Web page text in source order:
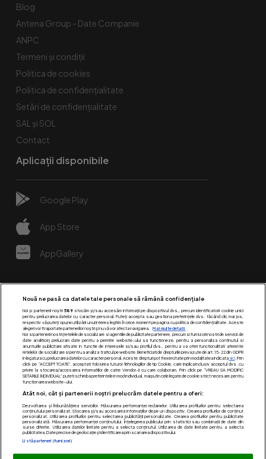
Blog
Antena Group - Date Companie
ANPC
Termeni și condiții
Politica de cookies
Politica de confidențialitate
Setări de confidențialitate
SAL și SOL
Contact
Aplicații disponibile
Google Play
App Store
AppGallery
Urmărește-ne pe:
Acest site este creat si administrat de Digital Antena Group.
Nouă ne pasă ca datele tale personale să rămână confidențiale
Noi și partenerii noștri 589stocăm și/sau accesăm informații pe dispozitivul dvs., precum identificatorii cookie unici
pentru prelucrarea datelor cu caracter personal. Puteți accepta sau gestiona preferințele dvs. făcând clic mai jos,
respectiv vă puteți opune utilizării unui interes legitim în orice moment pe pagina cu politica de confidențialitate. Aceste
alegeri vor fi raportate partenerilor noștri și nu vă vor afecta navigarea.
Mai multe detalii
Noi si partenerii nostri (retelele de socializare si agentiile de publicitate partenere, precum si furnizorii nostri de servicii de
date analitice) prelucram date pentru a permite website-ului sa functioneze, pentru a personaliza continutul si
anunturile publicitare afisate in functie de interesele si/sau profilul dvs., pentru a va oferi functionalitati aferente
retelelor de socializare si pentru a analiza traficul pe website. Beneficiati de drepturile prevazute de art. 15-22 din GDPR
in legatura cu prelucrarea datelor cu caracter personal. Aceste drepturi pot fi exercitate prin modalitatea indicataaici. Prin
click pe “ACCEPT TOATE”, acceptati folosirea tuturor Tehnologiilor de tip Cookie, care implica inclusiv acceptul dvs. cu
privire la stocarea/accesarea informatiilor de catre Vendor-ii cu care colaboram. Prin click pe “VREAU SA MODIFIC
SETARILE INDIVIDUAL” puteti schimba preferintele in mod individual, mai putin cele legate de cookie strict necesare pentru
functionarea website-ului.
Atât noi, cât și partenerii noștri prelucrăm datele pentru a oferi:
Dezvoltarea și îmbunătățirea serviciilor. Măsurarea performanței reclamelor. Utilizarea profilurilor pentru selectarea
conținutului personalizat. Stocarea și/sau accesarea informațiilor de pe un dispozitiv. Crearea profilurilor de conținut
personalizat. Utilizarea profilurilor pentru selectarea publicității personalizate. Crearea profilurilor pentru publicitate
personalizată. Măsurarea performanței conținutului. Înțelegerea publicului prin statistici sau combinații de date din
surse diferite. Utilizarea datelor limitate pentru a selecta conținutul. Utilizarea de date limitate pentru a selecta
publicitatea. Date precise de geolocație și identificarea prin scanarea dispozitivului.
Listă parteneri (furnizori)